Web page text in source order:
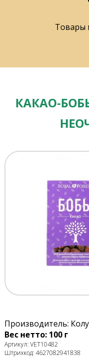
Товары
КАКАО-
Производитель:
Вес нетто: 100 г
Артикул: VET10482
Штрихкод: 4627082941838